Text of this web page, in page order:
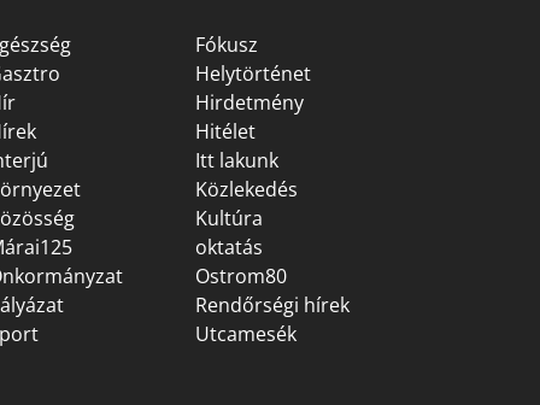
Fókusz
Helytörténet
Hirdetmény
Hitélet
Itt lakunk
Közlekedés
Kultúra
oktatás
Ostrom80
Rendőrségi hírek
Utcamesék